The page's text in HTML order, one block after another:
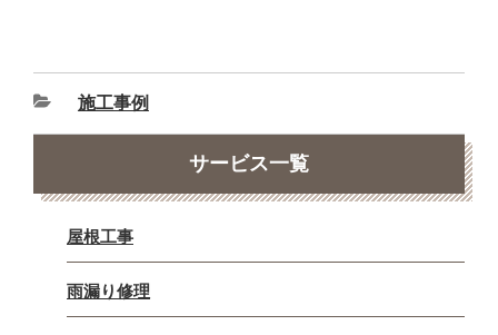
施工事例
サービス一覧
屋根工事
雨漏り修理